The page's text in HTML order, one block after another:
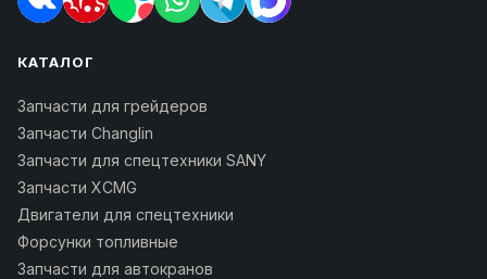
КАТАЛОГ
Запчасти для грейдеров
Запчасти Changlin
Запчасти для спецтехники SANY
Запчасти XCMG
Двигатели для спецтехники
Форсунки топливные
Запчасти для автокранов